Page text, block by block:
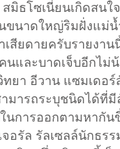
สมิธโซเนี่ยนเกิดสน
ขนาดใหญ่ริมฝั่งแม่
สียดายครับรายงา
นและบาดเจ็บอีกไม่
ยา อีวาน แซมเดอร์
มารถระบุชนิดได้ที่
นการออกตามหากัน
จอรัล รัลเซลล์นักธ